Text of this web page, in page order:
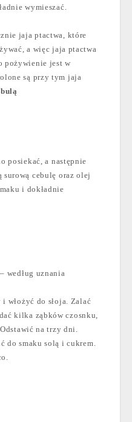
wymieszać.
jaja ptactwa, które
a więc jaja ptactwa
pożywienie jest w
są przy tym jaja
posiekać, a następnie
surową cebulę oraz olej
i dokładnie
według uznania
włożyć do słoja. Zalać
kilka ząbków czosnku,
na trzy dni.
do smaku solą i cukrem.